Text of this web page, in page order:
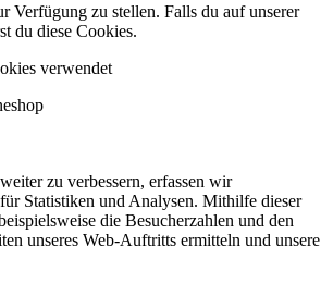
Verfügung zu stellen. Falls du auf unserer
du diese Cookies.
verwendet
zu verbessern, erfassen wir
Statistiken und Analysen. Mithilfe dieser
die Besucherzahlen und den
unseres Web-Auftritts ermitteln und unsere